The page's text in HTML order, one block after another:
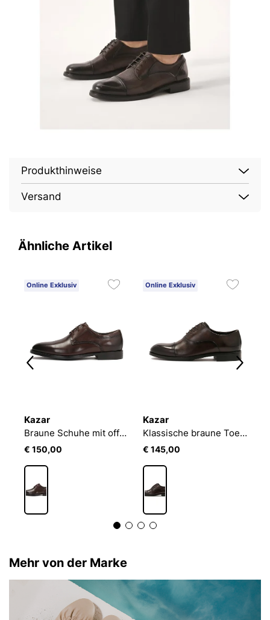
Produkthinweise
Versand
Ähnliche Artikel
Online Exklusiv
Kazar
Braune Schuhe mit offener Naht und durchbrochener Verzierung
€ 150,00
Online Exklusiv
Kazar
Klassische braune Toe cap oxfords
€ 145,00
Mehr von der Marke